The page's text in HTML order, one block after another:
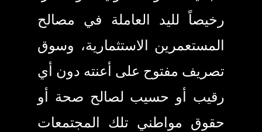
رخيصاً لليد العاملة في مصالح
المستعمرين الاستثمارية، وسوق
تصريف مفتوح على أعنته دون أي
رقيب أو حسيب لصالح صحة أو
حقوق مواطني تلك المجتمعات